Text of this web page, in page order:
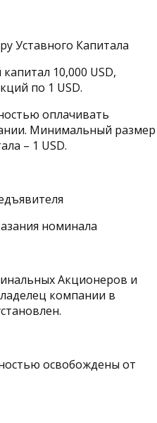
Уставного Капитала
10,000 USD,
по 1 USD.
оплачивать
Минимальный размер
– 1 USD.
номинала
Акционеров и
компании в
освобождены от